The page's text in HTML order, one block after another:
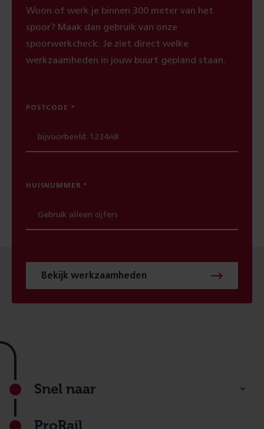
Woon of werk je binnen 300 meter van het
spoor? Maak dan gebruik van onze
spoorwerkcheck. Je ziet direct welke
werkzaamheden in jouw buurt gepland staan.
POSTCODE
HUISNUMMER
Bekijk werkzaamheden
Footer
Snel naar
ProRail